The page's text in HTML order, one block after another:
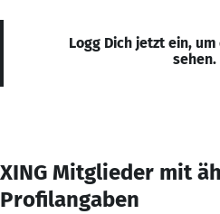
Logg Dich jetzt ein,
sehen.
XING Mitglieder mit
Profilangaben